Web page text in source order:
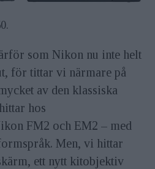
som Nikon nu inte helt
för tittar vi närmare på
av den klassiska
hos
FM2 och EM2 – med
Men, vi hittar
ett nytt kitobjektiv